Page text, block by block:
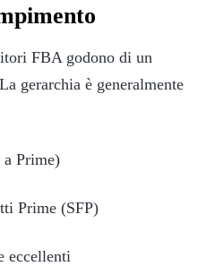
FBA godono di un
gerarchia è generalmente
Prime)
Prime (SFP)
eccellenti